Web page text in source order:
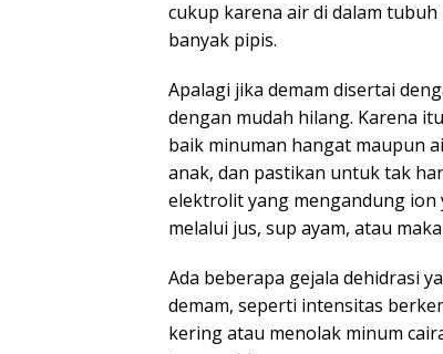
cukup karena air di dalam
banyak pipis.
Apalagi jika demam disertai
dengan mudah hilang. Karena
baik minuman hangat maupun
anak, dan pastikan untuk tak
elektrolit yang mengandung
melalui jus, sup ayam, atau
Ada beberapa gejala dehidrasi
demam, seperti intensitas
kering atau menolak minum